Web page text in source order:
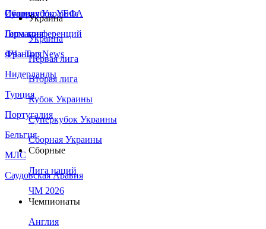
Сборная Украины
Италия
Германия
Франция
Нидерланды
Турция
Португалия
Бельгия
МЛС
Саудовская Аравия
Суперкубок УЕФА
Лига конференций
ЛЧ - Top News
Украина
Украина
Первая лига
Вторая лига
Кубок Украины
Суперкубок Украины
Сборная Украины
Сборные
Лига наций
ЧМ 2026
Чемпионаты
Англия